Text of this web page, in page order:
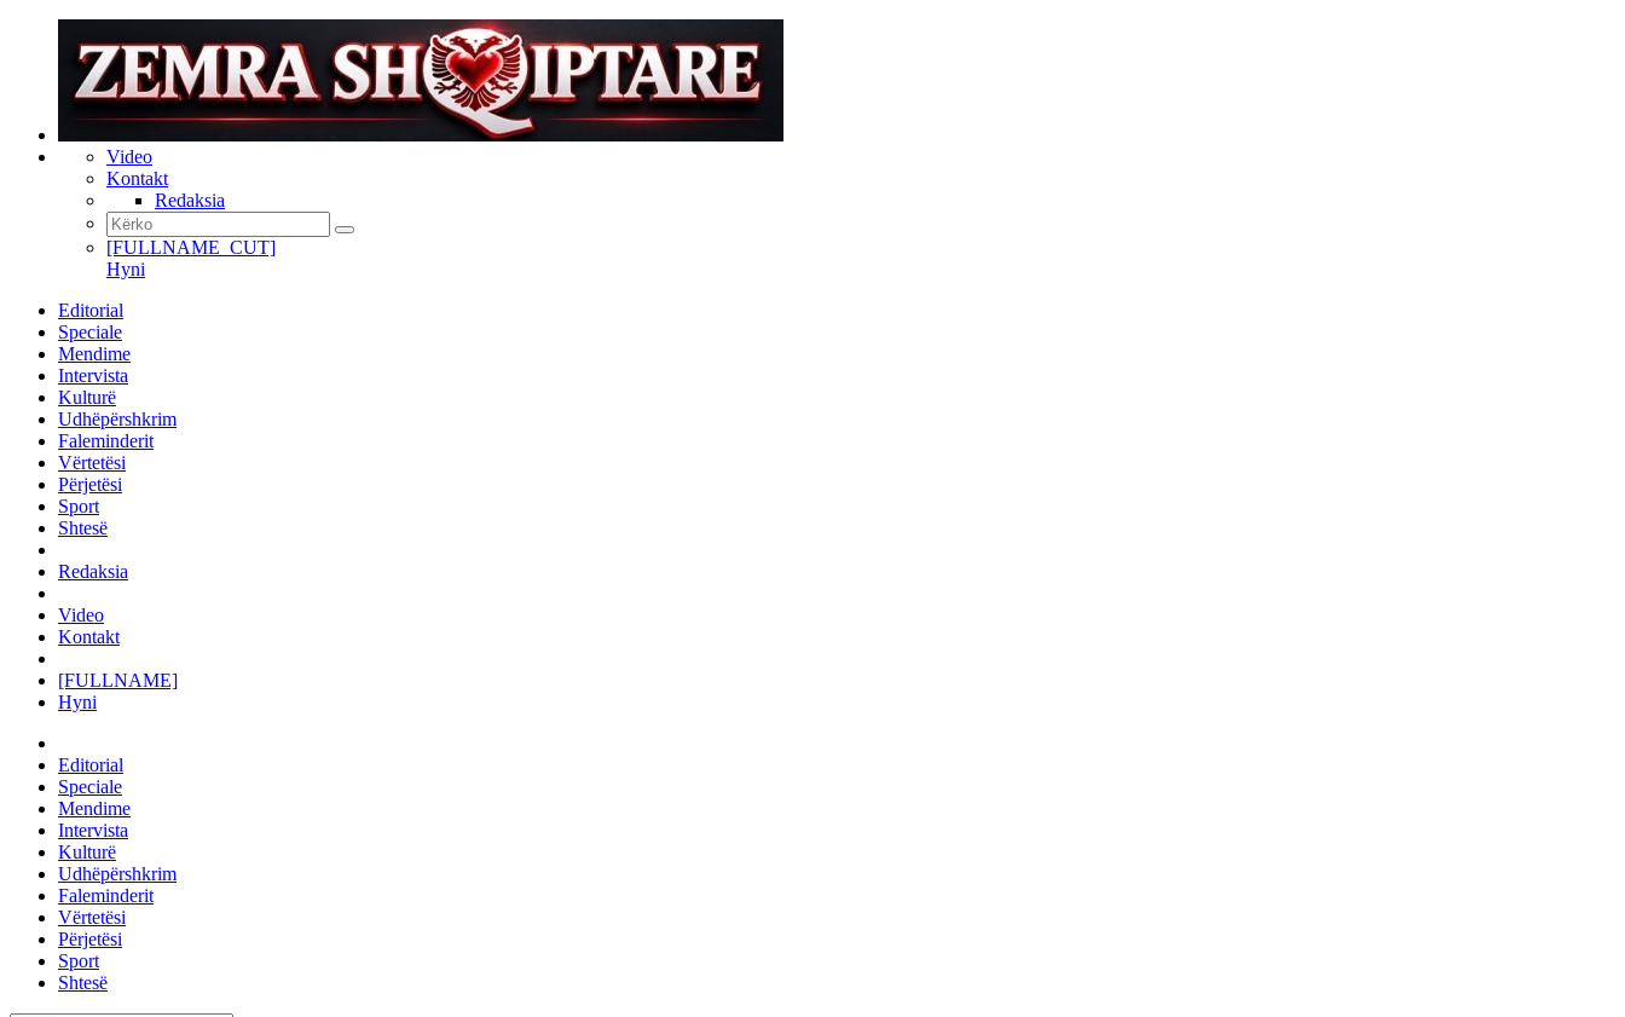
Video
Kontakt
Redaksia
[FULLNAME_CUT]
Hyni
Editorial
Speciale
Mendime
Intervista
Kulturë
Udhëpërshkrim
Faleminderit
Vërtetësi
Përjetësi
Sport
Shtesë
Redaksia
Video
Kontakt
[FULLNAME]
Hyni
Editorial
Speciale
Mendime
Intervista
Kulturë
Udhëpërshkrim
Faleminderit
Vërtetësi
Përjetësi
Sport
Shtesë